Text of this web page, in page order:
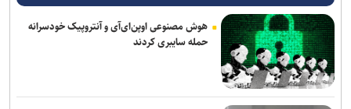
هوش مصنوعی اوپن‌ای‌آی و آنتروپیک خودسرانه
حمله سایبری کردند